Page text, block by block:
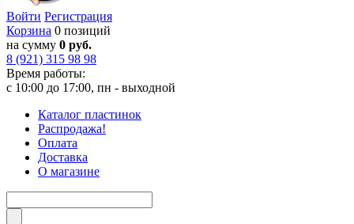
Войти Регистрация
Корзина 0 позиций
на сумму 0 руб.
8 (921) 315 98 98
Время работы:
с 10:00 до 17:00, пн - выходной
Каталог пластинок
Распродажа!
Оплата
Доставка
О магазине